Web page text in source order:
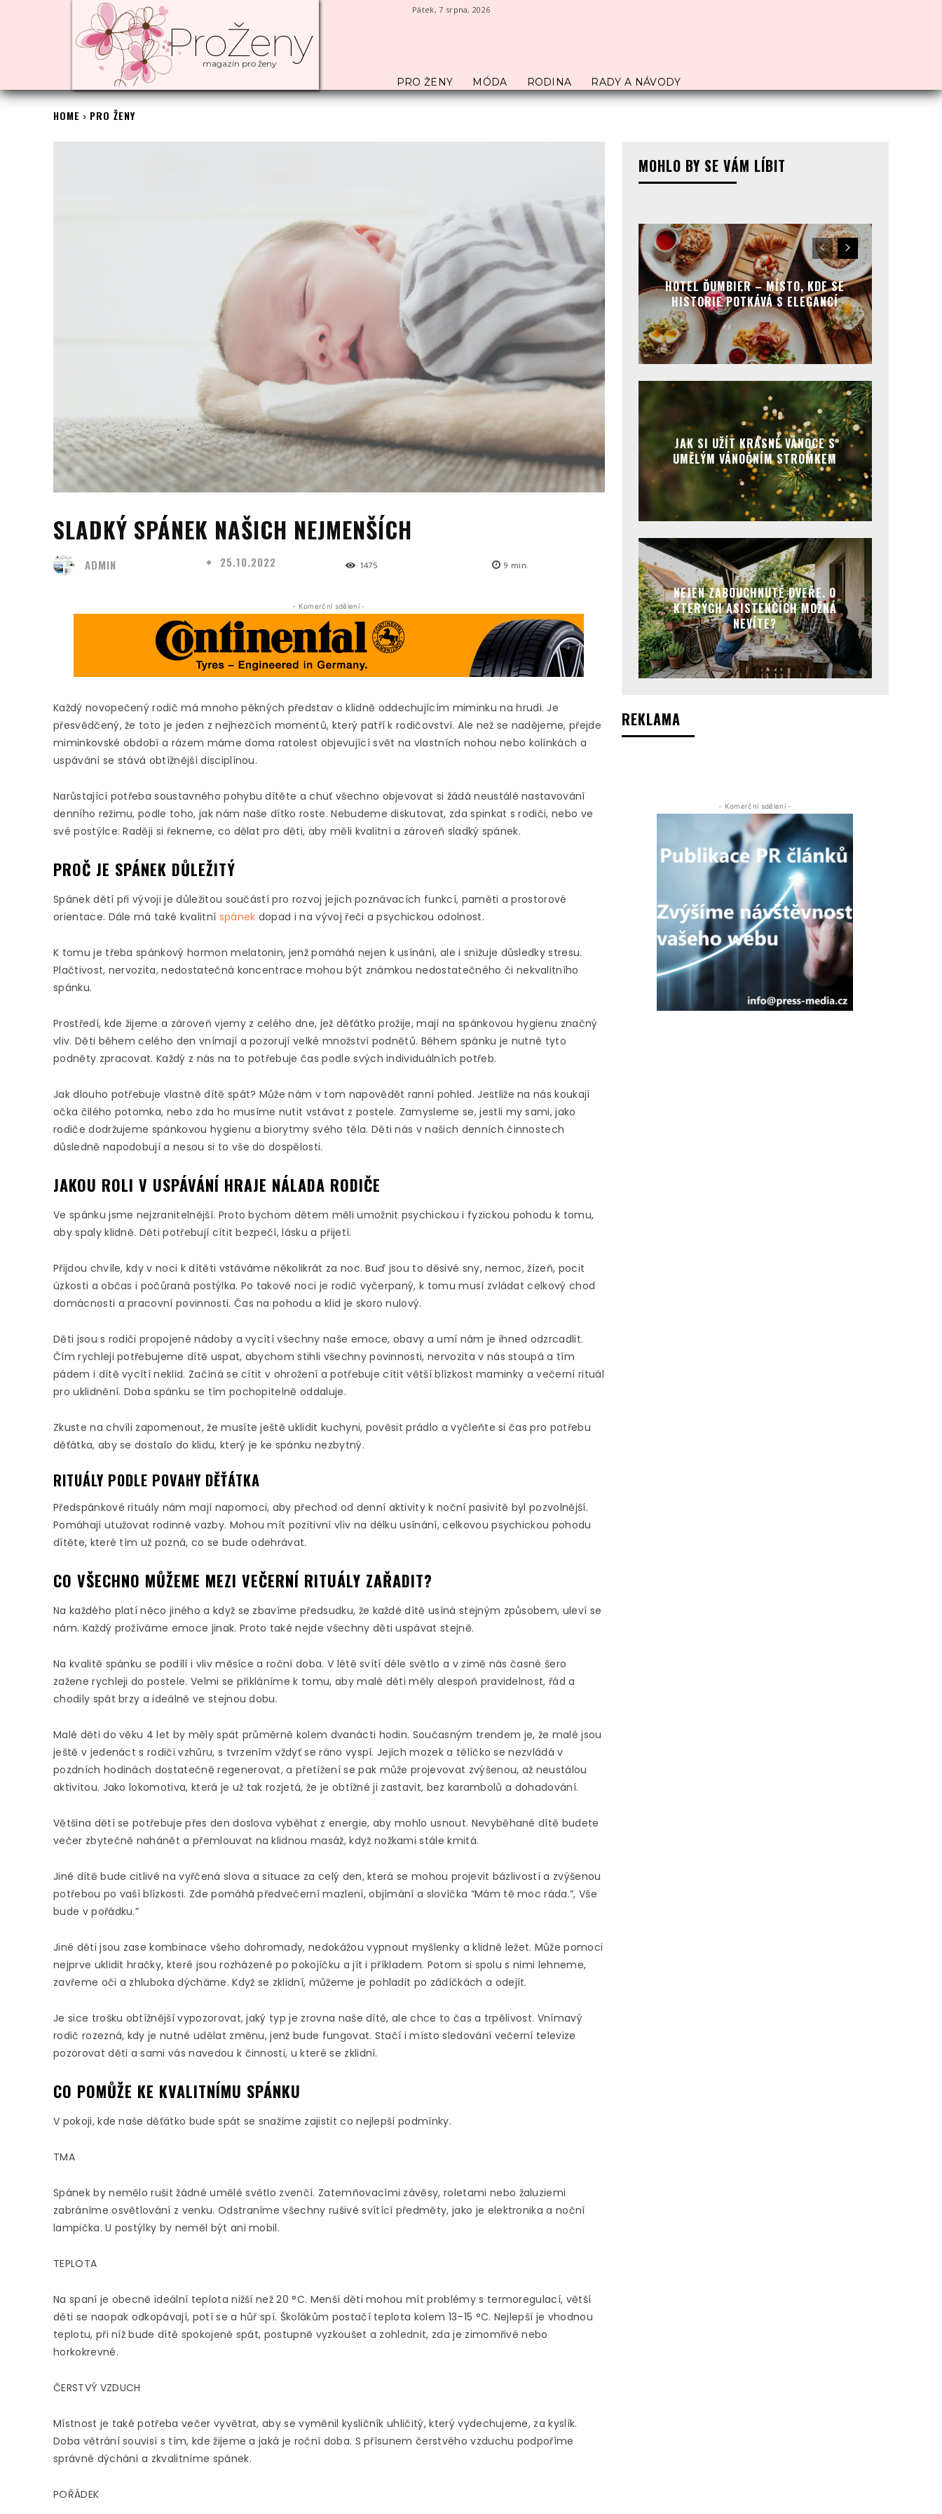
Pátek, 7 srpna, 2026
ProŽeny
magazín pro ženy
PRO ŽENY MÓDA RODINA RADY A NÁVODY
HOME PRO ŽENY
SLADKÝ SPÁNEK NAŠICH NEJMENŠÍCH
ADMIN 25.10.2022 1475 9 min.
- Komerční sdělení -
Každý novopečený rodič má mnoho pěkných představ o klidně oddechujícím miminku na hrudi. Je
přesvědčený, že toto je jeden z nejhezčích momentů, který patří k rodičovství. Ale než se nadějeme, přejde
miminkovské období a rázem máme doma ratolest objevující svět na vlastních nohou nebo kolínkách a
uspávání se stává obtížnější disciplínou.
Narůstající potřeba soustavného pohybu dítěte a chuť všechno objevovat si žádá neustálé nastavování
denního režimu, podle toho, jak nám naše dítko roste. Nebudeme diskutovat, zda spinkat s rodiči, nebo ve
své postýlce. Raději si řekneme, co dělat pro děti, aby měli kvalitní a zároveň sladký spánek.
PROČ JE SPÁNEK DŮLEŽITÝ
Spánek dětí při vývoji je důležitou součástí pro rozvoj jejich poznávacích funkcí, paměti a prostorové
orientace. Dále má také kvalitní spánek dopad i na vývoj řeči a psychickou odolnost.
K tomu je třeba spánkový hormon melatonin, jenž pomáhá nejen k usínání, ale i snižuje důsledky stresu.
Plačtivost, nervozita, nedostatečná koncentrace mohou být známkou nedostatečného či nekvalitního
spánku.
Prostředí, kde žijeme a zároveň vjemy z celého dne, jež děťátko prožije, mají na spánkovou hygienu značný
vliv. Děti během celého den vnímají a pozorují velké množství podnětů. Během spánku je nutné tyto
podněty zpracovat. Každý z nás na to potřebuje čas podle svých individuálních potřeb.
Jak dlouho potřebuje vlastně dítě spát? Může nám v tom napovědět ranní pohled. Jestliže na nás koukají
očka čilého potomka, nebo zda ho musíme nutit vstávat z postele. Zamysleme se, jestli my sami, jako
rodiče dodržujeme spánkovou hygienu a biorytmy svého těla. Děti nás v našich denních činnostech
důsledně napodobují a nesou si to vše do dospělosti.
JAKOU ROLI V USPÁVÁNÍ HRAJE NÁLADA RODIČE
Ve spánku jsme nejzranitelnější. Proto bychom dětem měli umožnit psychickou i fyzickou pohodu k tomu,
aby spaly klidně. Děti potřebují cítit bezpečí, lásku a přijetí.
Přijdou chvíle, kdy v noci k dítěti vstáváme několikrát za noc. Buď jsou to děsivé sny, nemoc, žízeň, pocit
úzkosti a občas i počůraná postýlka. Po takové noci je rodič vyčerpaný, k tomu musí zvládat celkový chod
domácnosti a pracovní povinnosti. Čas na pohodu a klid je skoro nulový.
Děti jsou s rodiči propojené nádoby a vycítí všechny naše emoce, obavy a umí nám je ihned odzrcadlit.
Čím rychleji potřebujeme dítě uspat, abychom stihli všechny povinnosti, nervozita v nás stoupá a tím
pádem i dítě vycítí neklid. Začíná se cítit v ohrožení a potřebuje cítit větší blízkost maminky a večerní rituál
pro uklidnění. Doba spánku se tím pochopitelně oddaluje.
Zkuste na chvíli zapomenout, že musíte ještě uklidit kuchyni, pověsit prádlo a vyčleňte si čas pro potřebu
děťátka, aby se dostalo do klidu, který je ke spánku nezbytný.
RITUÁLY PODLE POVAHY DĚŤÁTKA
Předspánkové rituály nám mají napomoci, aby přechod od denní aktivity k noční pasivitě byl pozvolnější.
Pomáhají utužovat rodinné vazby. Mohou mít pozitivní vliv na délku usínání, celkovou psychickou pohodu
dítěte, které tím už pozná, co se bude odehrávat.
CO VŠECHNO MŮŽEME MEZI VEČERNÍ RITUÁLY ZAŘADIT?
Na každého platí něco jiného a když se zbavíme předsudku, že každé dítě usíná stejným způsobem, uleví se
nám. Každý prožíváme emoce jinak. Proto také nejde všechny děti uspávat stejně.
Na kvalitě spánku se podílí i vliv měsíce a roční doba. V létě svítí déle světlo a v zimě nás časné šero
zažene rychleji do postele. Velmi se přikláníme k tomu, aby malé děti měly alespoň pravidelnost, řád a
chodily spát brzy a ideálně ve stejnou dobu.
Malé děti do věku 4 let by měly spát průměrně kolem dvanácti hodin. Současným trendem je, že malé jsou
ještě v jedenáct s rodiči vzhůru, s tvrzením vždyť se ráno vyspí. Jejich mozek a tělíčko se nezvládá v
pozdních hodinách dostatečně regenerovat, a přetížení se pak může projevovat zvýšenou, až neustálou
aktivitou. Jako lokomotiva, která je už tak rozjetá, že je obtížné ji zastavit, bez karambolů a dohadování.
Většina dětí se potřebuje přes den doslova vyběhat z energie, aby mohlo usnout. Nevyběhané dítě budete
večer zbytečně nahánět a přemlouvat na klidnou masáž, když nožkami stále kmitá.
Jiné dítě bude citlivé na vyřčená slova a situace za celý den, která se mohou projevit bázlivostí a zvýšenou
potřebou po vaší blízkosti. Zde pomáhá předvečerní mazlení, objímání a slovíčka “Mám tě moc ráda.”, Vše
bude v pořádku.”
Jiné děti jsou zase kombinace všeho dohromady, nedokážou vypnout myšlenky a klidně ležet. Může pomoci
nejprve uklidit hračky, které jsou rozházené po pokojíčku a jít i příkladem. Potom si spolu s nimi lehneme,
zavřeme oči a zhluboka dýcháme. Když se zklidní, můžeme je pohladit po zádíčkách a odejít.
Je sice trošku obtížnější vypozorovat, jaký typ je zrovna naše dítě, ale chce to čas a trpělivost. Vnímavý
rodič rozezná, kdy je nutné udělat změnu, jenž bude fungovat. Stačí i místo sledování večerní televize
pozorovat děti a sami vás navedou k činnosti, u které se zklidní.
CO POMŮŽE KE KVALITNÍMU SPÁNKU
V pokoji, kde naše děťátko bude spát se snažíme zajistit co nejlepší podmínky.
TMA
Spánek by nemělo rušit žádné umělé světlo zvenčí. Zatemňovacími závěsy, roletami nebo žaluziemi
zabráníme osvětlování z venku. Odstraníme všechny rušivé svítící předměty, jako je elektronika a noční
lampička. U postýlky by neměl být ani mobil.
TEPLOTA
Na spaní je obecně ideální teplota nižší než 20 °C. Menší děti mohou mít problémy s termoregulací, větší
děti se naopak odkopávají, potí se a hůř spí. Školákům postačí teplota kolem 13–15 °C. Nejlepší je vhodnou
teplotu, při níž bude dítě spokojeně spát, postupně vyzkoušet a zohlednit, zda je zimomřivé nebo
horkokrevné.
ČERSTVÝ VZDUCH
Místnost je také potřeba večer vyvětrat, aby se vyměnil kysličník uhličitý, který vydechujeme, za kyslík.
Doba větrání souvisí s tím, kde žijeme a jaká je roční doba. S přísunem čerstvého vzduchu podpoříme
správné dýchání a zkvalitníme spánek.
POŘÁDEK
MOHLO BY SE VÁM LÍBIT
HOTEL ĎUMBIER – MÍSTO, KDE SE
HISTORIE POTKÁVÁ S ELEGANCÍ
JAK SI UŽÍT KRÁSNÉ VÁNOCE S
UMĚLÝM VÁNOČNÍM STROMKEM
NEJEN ZABOUCHNUTÉ DVEŘE. O
KTERÝCH ASISTENCÍCH MOŽNÁ
NEVÍTE?
REKLAMA
- Komerční sdělení -